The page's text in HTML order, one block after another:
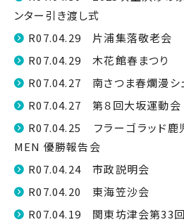
ンター引き渡し式
R07.04.29 片浦集落敬老会
R07.04.29 木花館春まつり
R07.04.27 南さつま春爛漫シ
R07.04.27 第８回大坂運動会
R07.04.25 フラーゴラッド鹿
MEN 優勝報告会
R07.04.24 市政説明会
R07.04.20 東海笠沙会
R07.04.19 関東坊津会第33